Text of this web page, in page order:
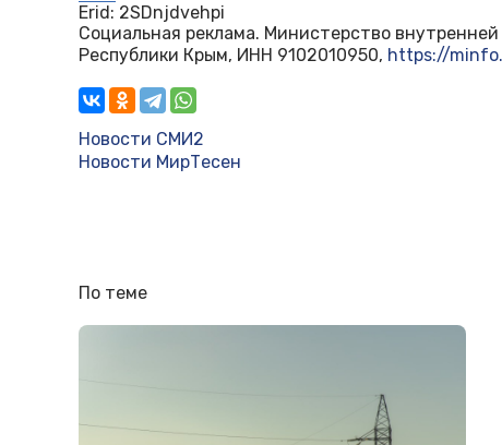
Erid: 2SDnjdvehpi
Социальная реклама. Министерство
Республики Крым, ИНН 9102010950, https://
Новости СМИ2
Новости МирТесен
По теме